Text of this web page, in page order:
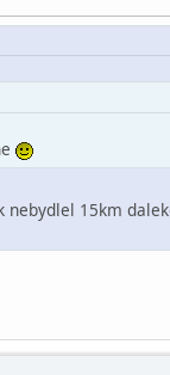
15km